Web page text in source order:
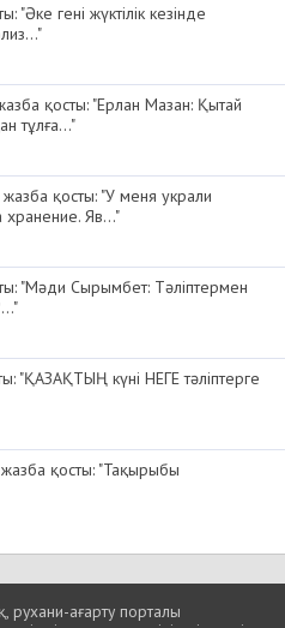
"Әке гені жүктілік кезінде
қосты: "Ерлан Мазан: Қытай
тұлға..."
қосты: "У меня украли
Яв..."
"Мәди Сырымбет: Тәліптермен
"ҚАЗАҚТЫҢ күні НЕГЕ тәліптерге
қосты: "Тақырыбы
рухани-ағарту порталы